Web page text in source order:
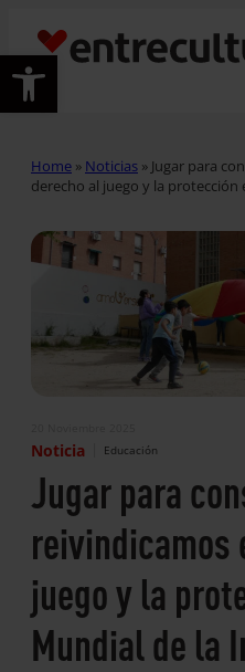
Abrir barra de herramientas
Home » Noticias » Jugar para
derecho al juego y la protección
Noticia Educación
Jugar para
reivindicamos
juego y la
Mundial de la